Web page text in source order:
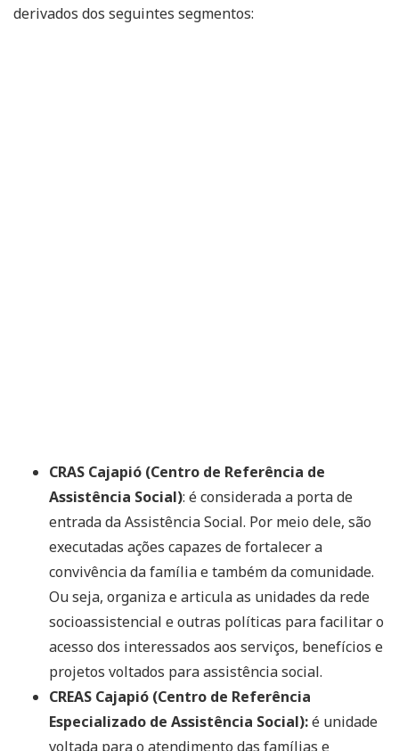
derivados dos seguintes segmentos:
CRAS Cajapió (Centro de Referência de
Assistência Social): é considerada a porta de
entrada da Assistência Social. Por meio dele, são
executadas ações capazes de fortalecer a
convivência da família e também da comunidade.
Ou seja, organiza e articula as unidades da rede
socioassistencial e outras políticas para facilitar o
acesso dos interessados aos serviços, benefícios e
projetos voltados para assistência social.
CREAS Cajapió (Centro de Referência
Especializado de Assistência Social):é unidade
voltada para o atendimento das famílias e